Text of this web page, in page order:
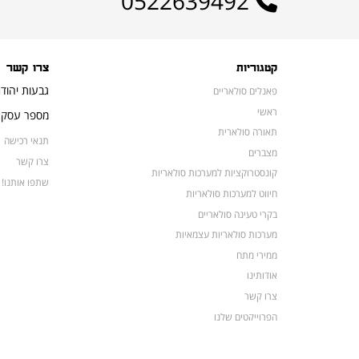
קטגוריות
פאנלים סולאריים
ראשי
תאורה סולארית
מצברים
קונסטרוקציות למערכות סולאריות
חיווט למערכות סולאריות
בקרי טעינה סולאריים
מערכות סולאריות עצמאיות
ממירי מתח
אודותינו
צרו קשר
הפרוייקטים שלנו
צרו קשר
גבעות
מספר עסק:
תנאי רכישה
צרו קשר
שתפו אותנו!